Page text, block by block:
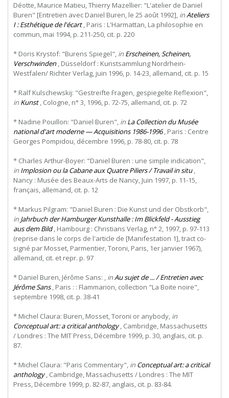
Déotte, Maurice Matieu, Thierry Mazellier: "L'atelier de Daniel
Buren" [Entretien avec Daniel Buren, le 25 août 1992], inAteliers
I : Esthétique de l'écart, Paris : L'Harmattan, La philosophie en
commun, mai 1994, p. 211-250, cit. p. 220
* Doris Krystof: "Burens Spiegel", in Erscheinen, Scheinen,
Verschwinden, Düsseldorf : Kunstsammlung Nordrhein-
Westfalen/ Richter Verlag, juin 1996, p. 14-23, allemand, cit. p. 15
* Ralf Kulschewskij: "Gestreifte Fragen, gespiegelte Reflexion",
in Kunst, Cologne, n° 3, 1996, p. 72-75, allemand, cit. p. 72
* Nadine Pouillon: "Daniel Buren", in La Collection du Musée
national d'art moderne — Acquisitions 1986-1996, Paris : Centre
Georges Pompidou, décembre 1996, p. 78-80, cit. p. 78
* Charles Arthur-Boyer: "Daniel Buren : une simple indication",
in Implosion ou la Cabane aux Quatre Piliers / Travail in situ,
Nancy : Musée des Beaux-Arts de Nancy, Juin 1997, p. 11-15,
français, allemand, cit. p. 12
* Markus Pilgram: "Daniel Buren : Die Kunst und der Obstkorb",
in Jahrbuch der Hamburger Kunsthalle : Im Blickfeld - Ausstieg
aus dem Bild, Hambourg : Christians Verlag, n° 2, 1997, p. 97-113
(reprise dans le corps de l'article de [Manifestation 1], tract co-
signé par Mosset, Parmentier, Toroni, Paris, 1er janvier 1967),
allemand, cit. et repr. p. 97
* Daniel Buren, Jérôme Sans: , inAu sujet de ... / Entretien avec
Jérôme Sans, Paris : : Flammarion, collection "La Boite noire",
septembre 1998, cit. p. 38-41
* Michel Claura: Buren, Mosset, Toroni or anybody, in
Conceptual art: a critical anthology, Cambridge, Massachusetts
/ Londres : The MIT Press, Décembre 1999, p. 30, anglais, cit. p.
87.
* Michel Claura: "Paris Commentary", in Conceptual art: a critical
anthology, Cambridge, Massachusetts / Londres : The MIT
Press, Décembre 1999, p. 82-87, anglais, cit. p. 83-84.